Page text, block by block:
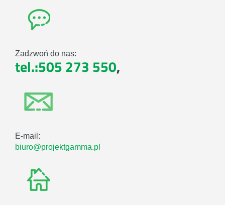
Zadzwoń do nas:
tel.:505 273 550,
E-mail:
biuro@projektgamma.pl